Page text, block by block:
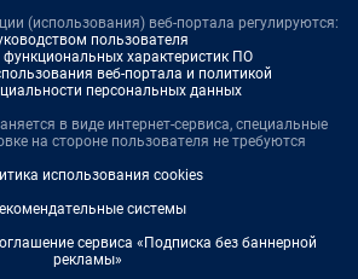
(использования) веб-портала регулируются:
пользователя
характеристик ПО
веб-портала и политикой
персональных данных
в виде интернет-сервиса, специальные
на стороне пользователя не требуются
использования cookies
системы
сервиса «Подписка без баннерной
рекламы»